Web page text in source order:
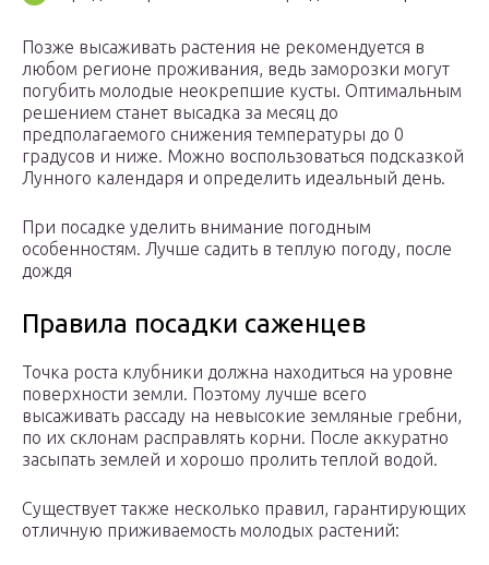
Позже высаживать растения не рекомендуется в
любом регионе проживания, ведь заморозки могут
погубить молодые неокрепшие кусты. Оптимальным
решением станет высадка за месяц до
предполагаемого снижения температуры до 0
градусов и ниже. Можно воспользоваться подсказкой
Лунного календаря и определить идеальный день.
При посадке уделить внимание погодным
особенностям. Лучше садить в теплую погоду, после
дождя
Правила посадки саженцев
Точка роста клубники должна находиться на уровне
поверхности земли. Поэтому лучше всего
высаживать рассаду на невысокие земляные гребни,
по их склонам расправлять корни. После аккуратно
засыпать землей и хорошо пролить теплой водой.
Существует также несколько правил, гарантирующих
отличную приживаемость молодых растений: